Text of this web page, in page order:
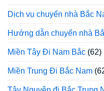
Dịch vụ chuyển nhà Bắc
Hướng dẫn chuyển nhà
Miền Tây Đi Nam Bắc (62)
Miền Trung Đi Bắc Nam